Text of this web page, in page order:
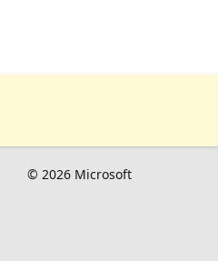
© 2026 Microsoft